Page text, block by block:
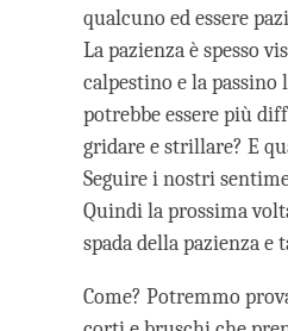
qualcuno ed essere
La pazienza è spesso
calpestino e la
potrebbe essere più
gridare e strillare? E
Seguire i nostri
Quindi la prossima
spada della pazienza e
Come? Potremmo